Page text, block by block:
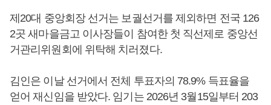
제20대 중앙회장 선거는 보궐선거를 제외하면 전국 126
2곳 새마을금고 이사장들이 참여한 첫 직선제로 중앙선
거관리위원회에 위탁해 치러졌다.
김인은 이날 선거에서 전체 투표자의 78.9% 득표율을
얻어 재신임을 받았다. 임기는 2026년 3월15일부터 203